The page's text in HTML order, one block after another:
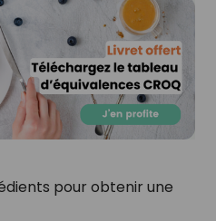
pour obtenir une